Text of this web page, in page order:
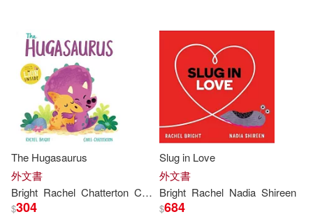
The Hugasaurus
外文書
Bright Rachel Chatterton Chris
$304
Slug in Love
外文書
Bright Rachel Nadia Shireen
$684